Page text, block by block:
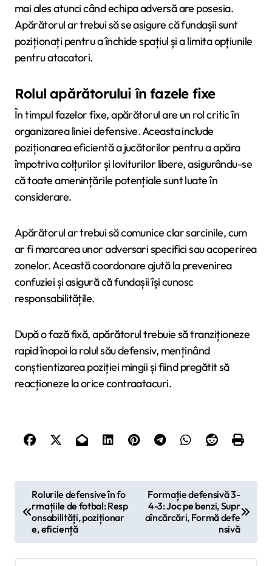
mai ales atunci când echipa adversă are posesia.
Apărătorul ar trebui să se asigure că fundașii sunt
poziționați pentru a închide spațiul și a limita opțiunile
pentru atacatori.
Rolul apărătorului în fazele fixe
În timpul fazelor fixe, apărătorul are un rol critic în
organizarea liniei defensive. Aceasta include
poziționarea eficientă a jucătorilor pentru a apăra
împotriva colțurilor și loviturilor libere, asigurându-se
că toate amenințările potențiale sunt luate în
considerare.
Apărătorul ar trebui să comunice clar sarcinile, cum
ar fi marcarea unor adversari specifici sau acoperirea
zonelor. Această coordonare ajută la prevenirea
confuziei și asigură că fundașii își cunosc
responsabilitățile.
După o fază fixă, apărătorul trebuie să tranziționeze
rapid înapoi la rolul său defensiv, menținând
conștientizarea poziției mingii și fiind pregătit să
reacționeze la orice contraatacuri.
o
Rolurile defensive în fo
rmațiile de fotbal: Resp
onsabilități, poziționar
e, eficiență
Formație defensivă 3-
4-3: Joc pe benzi, Supr
aîncărcări, Formă defe
nsivă